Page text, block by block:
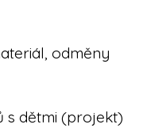
odměny
s dětmi (projekt)